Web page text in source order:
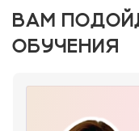
ВАМ
ОБУЧЕНИЯ